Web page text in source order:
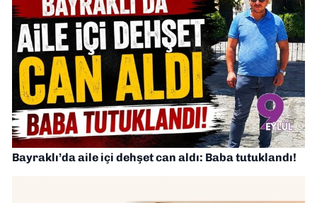
Bayraklı’da aile içi dehşet can aldı: Baba tutuklandı!